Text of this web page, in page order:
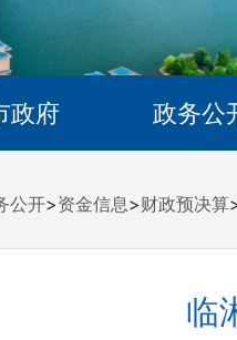
政府 政务公
公开>资金信息>财政预决算
临